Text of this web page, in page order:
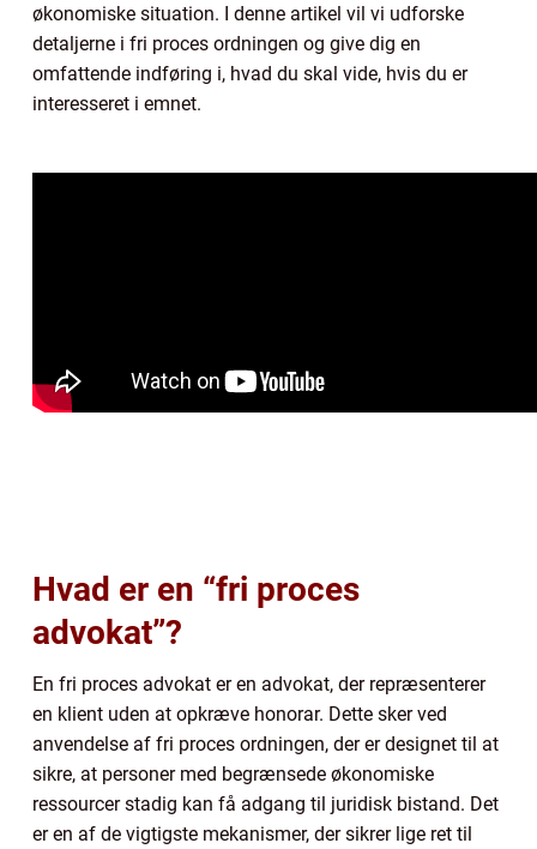
økonomiske situation. I denne artikel vil vi udforske
detaljerne i fri proces ordningen og give dig en
omfattende indføring i, hvad du skal vide, hvis du er
interesseret i emnet.
Hvad er en “fri proces
advokat”?
En fri proces advokat er en advokat, der repræsenterer
en klient uden at opkræve honorar. Dette sker ved
anvendelse af fri proces ordningen, der er designet til at
sikre, at personer med begrænsede økonomiske
ressourcer stadig kan få adgang til juridisk bistand. Det
er en af de vigtigste mekanismer, der sikrer lige ret til